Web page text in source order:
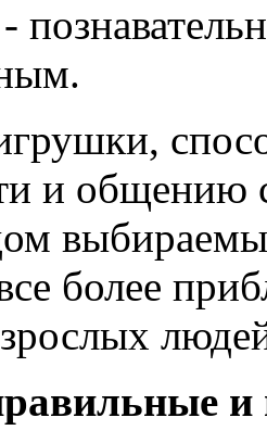
-
и общению
более
и